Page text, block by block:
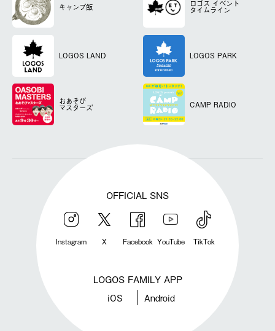
キャンプ飯 ロゴス イベント
タイムライン
LOGOS LAND LOGOS PARK
おあそび
マスターズ CAMP RADIO
OFFICIAL SNS
Instagram X Facebook YouTube TikTok
LOGOS FAMILY APP
iOS Android